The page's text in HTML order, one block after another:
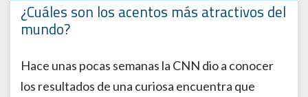
¿Cuáles son los acentos más atractivos del
mundo?
Hace unas pocas semanas la CNN dio a conocer
los resultados de una curiosa encuentra que